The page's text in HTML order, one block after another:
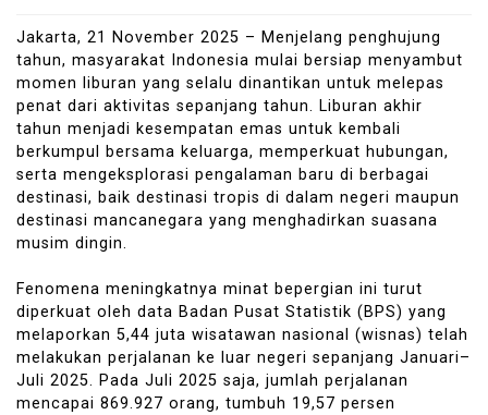
Jakarta, 21 November 2025 – Menjelang penghujung
tahun, masyarakat Indonesia mulai bersiap menyambut
momen liburan yang selalu dinantikan untuk melepas
penat dari aktivitas sepanjang tahun. Liburan akhir
tahun menjadi kesempatan emas untuk kembali
berkumpul bersama keluarga, memperkuat hubungan,
serta mengeksplorasi pengalaman baru di berbagai
destinasi, baik destinasi tropis di dalam negeri maupun
destinasi mancanegara yang menghadirkan suasana
musim dingin.
Fenomena meningkatnya minat bepergian ini turut
diperkuat oleh data Badan Pusat Statistik (BPS) yang
melaporkan 5,44 juta wisatawan nasional (wisnas) telah
melakukan perjalanan ke luar negeri sepanjang Januari–
Juli 2025. Pada Juli 2025 saja, jumlah perjalanan
mencapai 869.927 orang, tumbuh 19,57 persen